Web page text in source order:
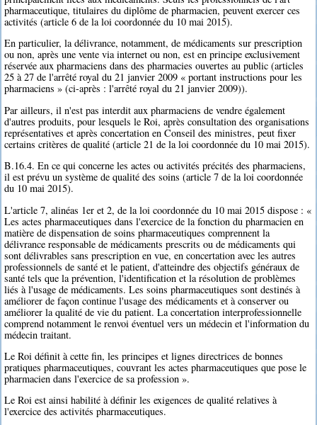
pharmaceutique, titulaires du diplôme de pharmacien, peuvent exercer ces
activités (article 6 de la loi coordonnée du 10 mai 2015).
En particulier, la délivrance, notamment, de médicaments sur prescription
ou non, après une vente via internet ou non, est en principe exclusivement
réservée aux pharmaciens dans des pharmacies ouvertes au public (articles
25 à 27 de l'arrêté royal du 21 janvier 2009 « portant instructions pour les
pharmaciens » (ci-après : l'arrêté royal du 21 janvier 2009)).
Par ailleurs, il n'est pas interdit aux pharmaciens de vendre également
d'autres produits, pour lesquels le Roi, après consultation des organisations
représentatives et après concertation en Conseil des ministres, peut fixer
certains critères de qualité (article 21 de la loi coordonnée du 10 mai 2015).
B.16.4. En ce qui concerne les actes ou activités précités des pharmaciens,
il est prévu un système de qualité des soins (article 7 de la loi coordonnée
du 10 mai 2015).
L'article 7, alinéas 1er et 2, de la loi coordonnée du 10 mai 2015 dispose : «
Les actes pharmaceutiques dans l'exercice de la fonction du pharmacien en
matière de dispensation de soins pharmaceutiques comprennent la
délivrance responsable de médicaments prescrits ou de médicaments qui
sont délivrables sans prescription en vue, en concertation avec les autres
professionnels de santé et le patient, d'atteindre des objectifs généraux de
santé tels que la prévention, l'identification et la résolution de problèmes
liés à l'usage de médicaments. Les soins pharmaceutiques sont destinés à
améliorer de façon continue l'usage des médicaments et à conserver ou
améliorer la qualité de vie du patient. La concertation interprofessionnelle
comprend notamment le renvoi éventuel vers un médecin et l'information du
médecin traitant.
Le Roi définit à cette fin, les principes et lignes directrices de bonnes
pratiques pharmaceutiques, couvrant les actes pharmaceutiques que pose le
pharmacien dans l'exercice de sa profession ».
Le Roi est ainsi habilité à définir les exigences de qualité relatives à
l'exercice des activités pharmaceutiques.